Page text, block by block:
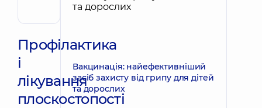
Гастроентеролог
Профілактика
і
лікування
плоскостопості
Вакцинація: найефективніший
засіб захисту від грипу для дітей
та дорослих